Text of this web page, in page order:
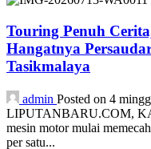
Touring Penuh
Hangatnya
Tasikmalaya
admin Posted on 4
LIPUTANBARU.COM,
mesin motor mulai
per satu...